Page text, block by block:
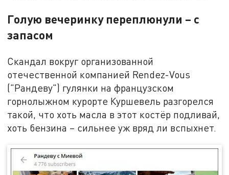
Голую вечеринку переплюнули – с
запасом
Скандал вокруг организованной
отечественной компанией Rendez-Vous
("Рандеву") гулянки на французском
горнолыжном курорте Куршевель разгорелся
такой, что хоть масла в этот костёр подливай,
хоть бензина – сильнее уж вряд ли вспыхнет.